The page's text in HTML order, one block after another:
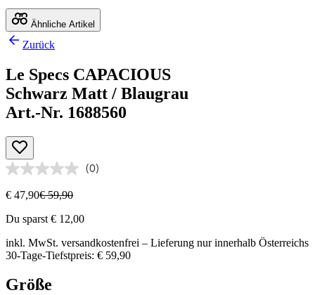
Ähnliche Artikel
Zurück
Le Specs CAPACIOUS
Schwarz Matt / Blaugrau
Art.-Nr. 1688560
(0)
€ 47,90€ 59,90
Du sparst € 12,00
inkl. MwSt. versandkostenfrei – Lieferung nur innerhalb Österreichs
30-Tage-Tiefstpreis: € 59,90
Größe